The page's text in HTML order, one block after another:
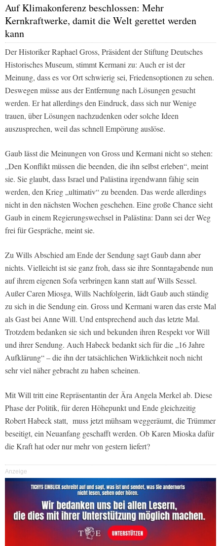
Auf Klimakonferenz beschlossen: Mehr
Kernkraftwerke, damit die Welt gerettet werden
kann
Der Historiker Raphael Gross, Präsident der Stiftung Deutsches
Historisches Museum, stimmt Kermani zu: Auch er ist der
Meinung, dass es vor Ort schwierig sei, Friedensoptionen zu sehen.
Deswegen müsse aus der Entfernung nach Lösungen gesucht
werden. Er hat allerdings den Eindruck, dass sich nur Wenige
trauen, über Lösungen nachzudenken oder solche Ideen
auszusprechen, weil das schnell Empörung auslöse.
Gaub lässt die Meinungen von Gross und Kermani nicht so stehen:
„Den Konflikt müssen die beenden, die ihn selbst erleben“, meint
sie. Sie glaubt, dass Israel und Palästina irgendwann fähig sein
werden, den Krieg „ultimativ“ zu beenden. Das werde allerdings
nicht in den nächsten Wochen geschehen. Eine große Chance sieht
Gaub in einem Regierungswechsel in Palästina: Dann sei der Weg
frei für Gespräche, meint sie.
Zu Wills Abschied am Ende der Sendung sagt Gaub dann aber
nichts. Vielleicht ist sie ganz froh, dass sie ihre Sonntagabende nun
auf ihrem eigenen Sofa verbringen kann statt auf Wills Sessel.
Außer Caren Miosga, Wills Nachfolgerin, lädt Gaub auch ständig
zu sich in die Sendung ein. Gross und Kermani waren das erste Mal
als Gast bei Anne Will. Und entsprechend auch das letzte Mal.
Trotzdem bedanken sie sich und bekunden ihren Respekt vor Will
und ihrer Sendung. Auch Habeck bedankt sich für die „16 Jahre
Aufklärung“ – die ihn der tatsächlichen Wirklichkeit noch nicht
sehr viel näher gebracht zu haben scheinen.
Mit Will tritt eine Repräsentantin der Ära Angela Merkel ab. Diese
Phase der Politik, für deren Höhepunkt und Ende gleichzeitig
Robert Habeck statt, muss jetzt mühsam weggeräumt, die Trümmer
beseitigt, ein Neuanfang geschafft werden. Ob Karen Mioska dafür
die Kraft hat oder nur mehr von gestern liefert?
Anzeige